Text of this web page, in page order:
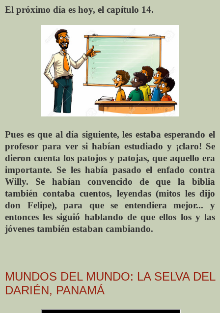
El próximo día es hoy, el capítulo 14.
Pues es que al día siguiente, les estaba esperando el
profesor para ver si habían estudiado y ¡claro! Se
dieron cuenta los patojos y patojas, que aquello era
importante. Se les había pasado el enfado contra
Willy. Se habían convencido de que la biblia
también contaba cuentos, leyendas (mitos les dijo
don Felipe), para que se entendiera mejor... y
entonces les siguió hablando de que ellos los y las
jóvenes también estaban cambiando.
MUNDOS DEL MUNDO: LA SELVA DEL
DARIÉN, PANAMÁ